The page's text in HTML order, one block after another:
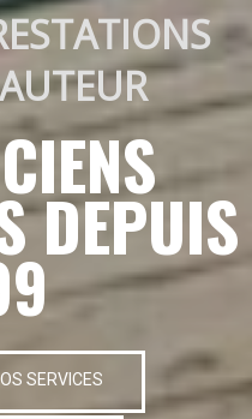
DEPUIS
SERVICES